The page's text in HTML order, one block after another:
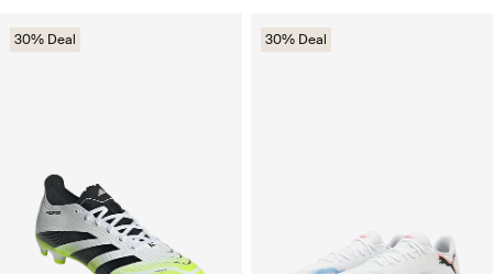
30% Deal 30% Deal